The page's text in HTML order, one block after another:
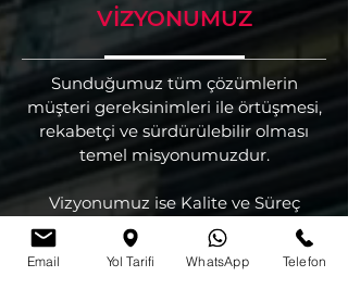
VİZYONUMUZ
Sunduğumuz tüm çözümlerin
müşteri gereksinimleri ile örtüşmesi,
rekabetçi ve sürdürülebilir olması
temel misyonumuzdur.
Vizyonumuz ise Kalite ve Süreç
Yönetimi prensiplerini projenin tüm
yaşam döngüsü boyunca
uygulandığı, verimli, yenilikçi,
Email Yol Tarifi WhatsApp Telefon